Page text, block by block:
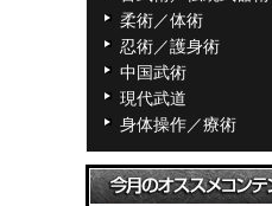
柔術／体術
忍術／護身術
中国武術
現代武道
身体操作／療術